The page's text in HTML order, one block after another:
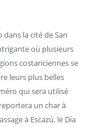
dans la cité de San
où plusieurs
costariciennes se
leurs plus belles
qui sera utilisé
un char à
à Escazú, le Día